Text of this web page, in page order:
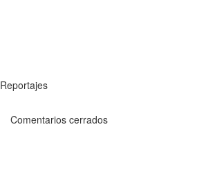
Reportajes
Comentarios cerrados